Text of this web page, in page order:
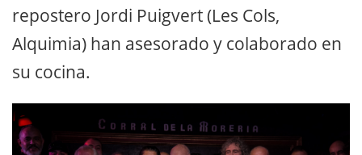
repostero Jordi Puigvert (Les Cols,
Alquimia) han asesorado y colaborado en
su cocina.